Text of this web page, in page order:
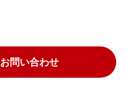
お問い合わせ